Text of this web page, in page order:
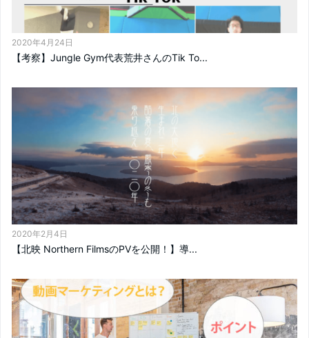
2020年4月24日
【考察】Jungle Gym代表荒井さんのTik To...
2020年2月4日
【北映 Northern FilmsのPVを公開！】導...